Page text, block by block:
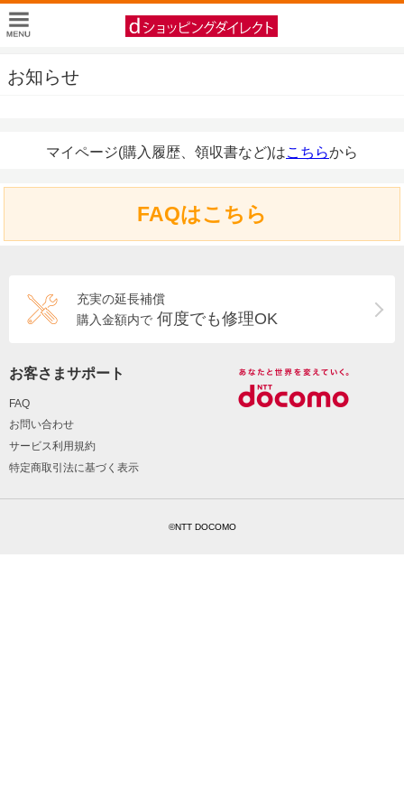
お知らせ
マイページ(購入履歴、領収書など)はこちらから
FAQはこちら
充実の延長補償
購入金額内で 何度でも修理OK
お客さまサポート
FAQ
お問い合わせ
サービス利用規約
特定商取引法に基づく表示
©NTT DOCOMO